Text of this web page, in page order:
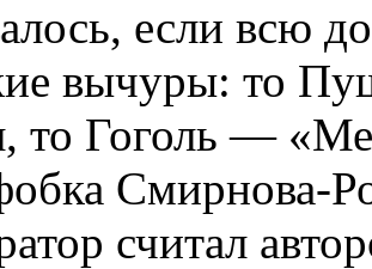
если всю
вычуры: то
то Гоголь —
Смирнова-
считал